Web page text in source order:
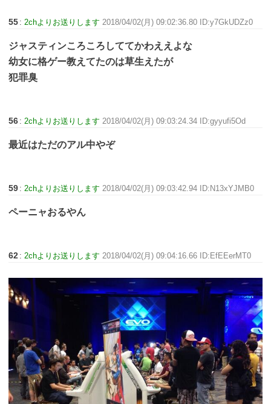
55 : 2chよりお送りします 2018/04/02(月) 09:02:36.80 ID:y7GkUDZz0
ジャスティンころころしててかわええよな
幼女に格ゲー教えてたのは草生えたが
犯罪臭
56 : 2chよりお送りします 2018/04/02(月) 09:03:24.34 ID:gyyufi5Od
最近はただのアル中やぞ
59 :2chよりお送りします 2018/04/02(月) 09:03:42.94 ID:N13xYJMB0
ペーニャおるやん
62 :2chよりお送りします 2018/04/02(月) 09:04:16.66 ID:EfEEerMT0